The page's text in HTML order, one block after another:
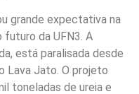
grande expectativa na
futuro da UFN3. A
está paralisada desde
Lava Jato. O projeto
toneladas de ureia e